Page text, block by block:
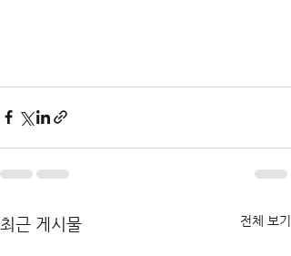
최근 게시물 전체 보기